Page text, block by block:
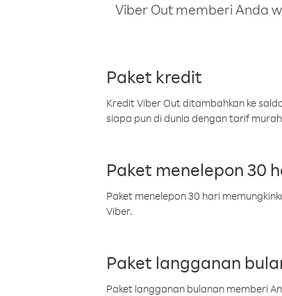
Viber Out memberi Anda
Paket kredit
Kredit Viber Out ditambahkan ke
siapa pun di dunia dengan tarif
Paket menelepon 30
Paket menelepon 30 hari
Viber.
Paket langganan
Paket langganan bulanan memberi